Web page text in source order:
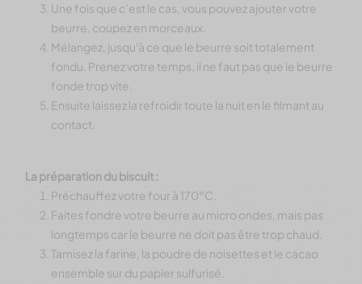
Une fois que c’est le cas, vous pouvez ajouter votre
beurre, coupez en morceaux.
Mélangez, jusqu'à ce que le beurre soit totalement
fondu. Prenez votre temps, il ne faut pas que le beurre
fonde trop vite.
Ensuite laissez la refroidir toute la nuit en le filmant au
contact.
La préparation du biscuit :
Préchauffez votre four à 170°C.
Faites fondre votre beurre au micro ondes, mais pas
longtemps car le beurre ne doit pas être trop chaud.
Tamisez la farine, la poudre de noisettes et le cacao
ensemble sur du papier sulfurisé.